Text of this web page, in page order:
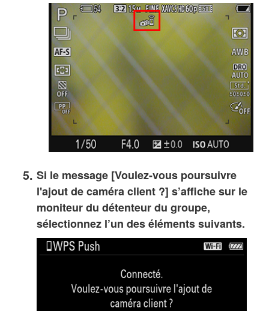
Si le message [Voulez-vous poursuivre
l'ajout de caméra client ?] s’affiche sur le
moniteur du détenteur du groupe,
sélectionnez l’un des éléments suivants.